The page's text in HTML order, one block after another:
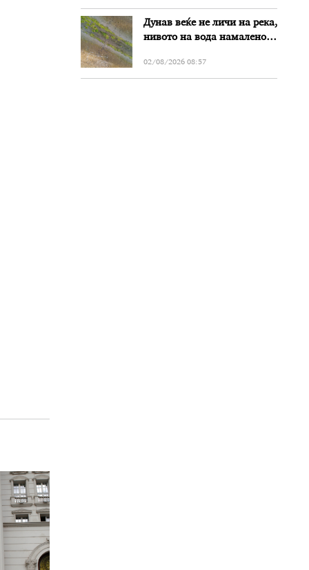
Дунав веќе не личи на река,
нивото на вода намалено
Бугарија
02/08/2026 08:57